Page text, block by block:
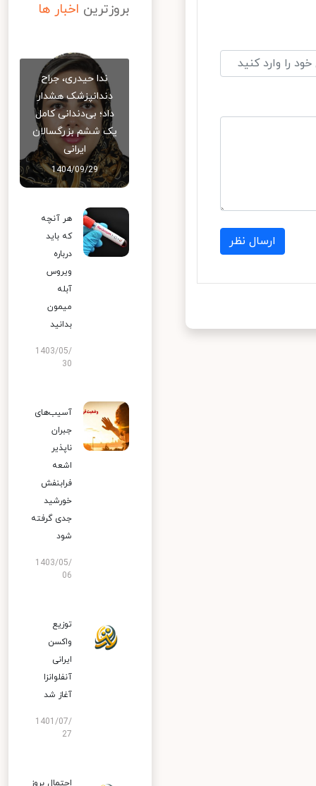
ارسال نظر
بروزترین اخبار ها
ندا حیدری، جراح
دندانپزشک هشدار
داد؛ بی‌دندانی کامل
یک ششم بزرگسالان
ایرانی
1404/09/29
هر آنچه
که باید
درباره
ویروس
آبله
میمون
بدانید
1403/05/
30
آسیب‌های
جبران
ناپذیر
اشعه
فرابنفش
خورشید
جدی گرفته
شود
1403/05/
06
توزیع
واکسن
ایرانی
آنفلوانزا
آغاز شد
1401/07/
27
احتمال بروز